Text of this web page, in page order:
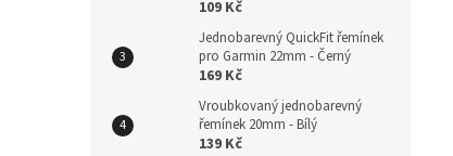
109 Kč
Jednobarevný QuickFit řemínek
pro Garmin 22mm - Černý
169 Kč
Vroubkovaný jednobarevný
řemínek 20mm - Bílý
139 Kč